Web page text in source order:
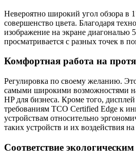
Невероятно широкий угол обзора в
совершенство цвета. Благодаря
изображение на экране диагональю
просматривается с разных точек в
Комфортная работа на
Регулировка по своему желанию.
самыми широкими возможностями
HP для бизнеса. Кроме того, дисплей
требованиям TCO Certified Edge к
устройствам относительно
таких устройств и их воздействия
Соответствие